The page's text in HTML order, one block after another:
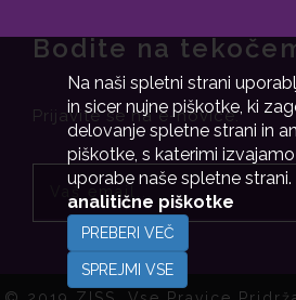
Na naši spletni strani
in sicer nujne piškotke, ki
delovanje spletne strani in
piškotke, s katerimi
uporabe naše spletne strani.
analitične piškotke
PREBERI VEČ
SPREJMI VSE
Bodite na
Prijavite se na e-novice.